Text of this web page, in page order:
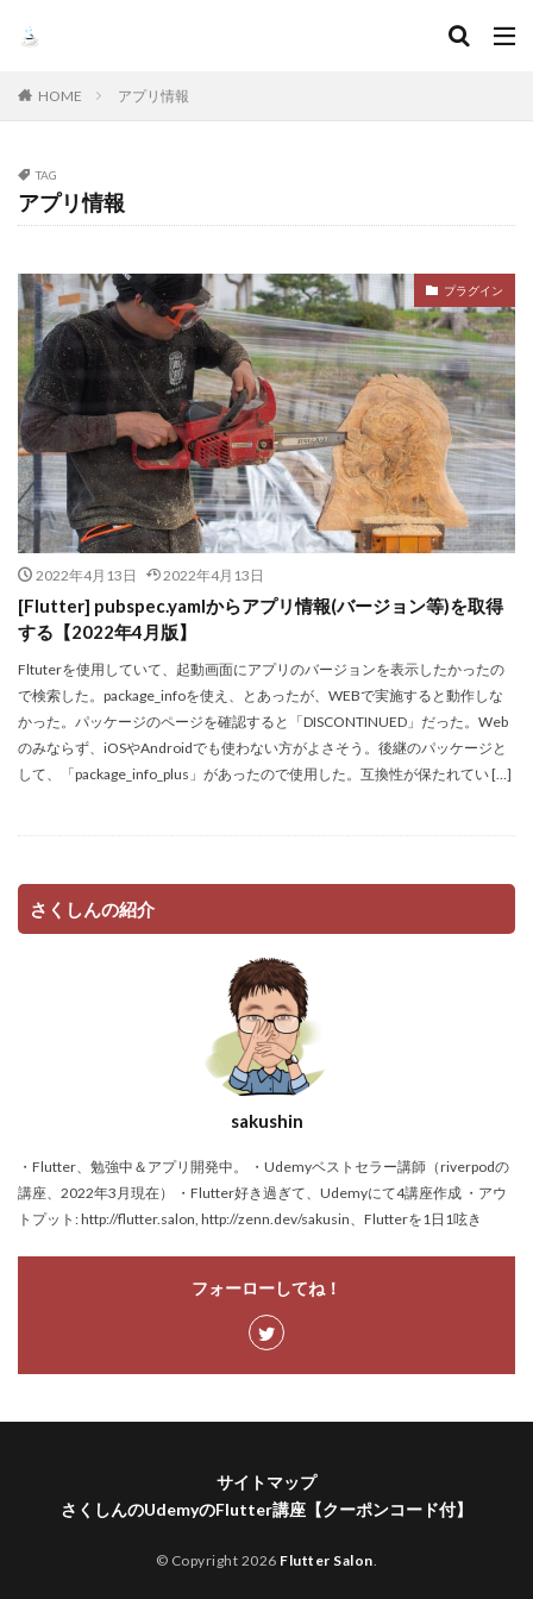
HOME アプリ情報
TAG
アプリ情報
プラグイン
2022年4月13日 2022年4月13日
[Flutter] pubspec.yamlからアプリ情報(バージョン等)を取得
する【2022年4月版】
Fltuterを使用していて、起動画面にアプリのバージョンを表示したかったの
で検索した。package_infoを使え、とあったが、WEBで実施すると動作しな
かった。パッケージのページを確認すると「DISCONTINUED」だった。Web
のみならず、iOSやAndroidでも使わない方がよさそう。後継のパッケージと
して、「package_info_plus」があったので使用した。互換性が保たれてい […]
さくしんの紹介
sakushin
・Flutter、勉強中＆アプリ開発中。 ・Udemyベストセラー講師（riverpodの
講座、2022年3月現在） ・Flutter好き過ぎて、Udemyにて4講座作成 ・アウ
トプット: http://flutter.salon, http://zenn.dev/sakusin、Flutterを1日1呟き
フォーローしてね！
サイトマップ
さくしんのUdemyのFlutter講座【クーポンコード付】
© Copyright 2026 Flutter Salon.